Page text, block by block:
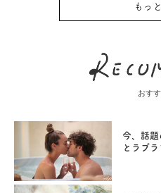
もっ
おす
今、話
とラブ